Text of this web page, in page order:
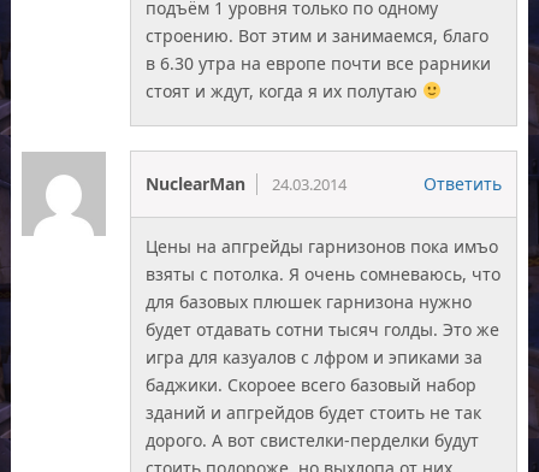
подъём 1 уровня только по одному
строению. Вот этим и занимаемся, благо
в 6.30 утра на европе почти все рарники
стоят и ждут, когда я их полутаю
NuclearMan 24.03.2014 Ответить
Цены на апгрейды гарнизонов пока имъо
взяты с потолка. Я очень сомневаюсь, что
для базовых плюшек гарнизона нужно
будет отдавать сотни тысяч голды. Это же
игра для казуалов с лфром и эпиками за
баджики. Скороее всего базовый набор
зданий и апгрейдов будет стоить не так
дорого. А вот свистелки-перделки будут